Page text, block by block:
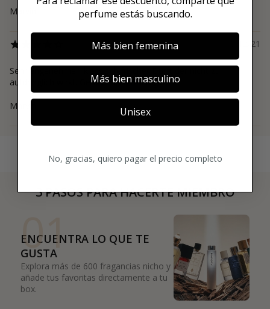
Marvin
16/12/21
Sehr angenehmer, klassisch frischer Durft der nicht zu
aufdringlich wirkt. Gefällt mir wirklich gut.
Marvin
3 PASOS PARA HACERTE MIEMBRO
01
ENCUENTRA LO QUE TE
GUSTA
Explora más de 600 fragancias nicho y
añade tus favoritas directamente a tu
box.
perfume estás buscando.
Más bien femenina
Más bien masculino
Unisex
No, gracias, quiero pagar el precio completo